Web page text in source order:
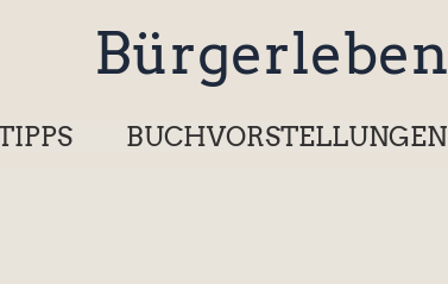
Bürgerleben
BUCHVORSTELLUNGEN